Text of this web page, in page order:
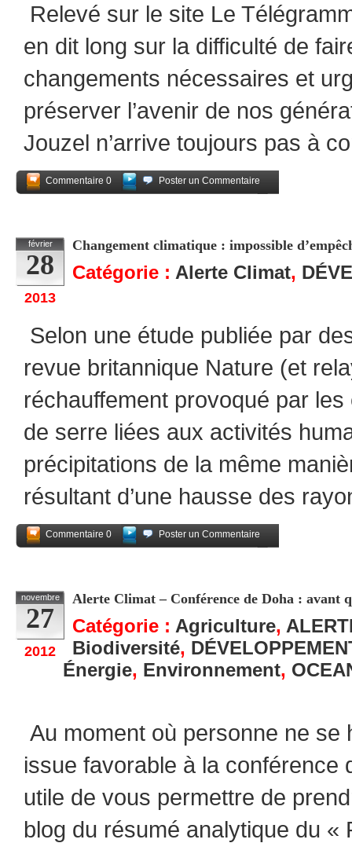
Relevé sur le site Le
en dit long sur la difficulté de
changements nécessaires et
préserver l’avenir de nos
Jouzel n’arrive toujours pas à
Commentaire 0
Poster un Commentaire
février
28
2013
Changement climatique : impossible
Catégorie : Alerte Climat,
Selon une étude publiée par
revue britannique Nature (et
réchauffement provoqué par
de serre liées aux activités
précipitations de la même
résultant d’une hausse des
Commentaire 0
Poster un Commentaire
novembre
27
2012
Alerte Climat – Conférence de Doha : avant
Catégorie : Agriculture,
Biodiversité,
Énergie, Environnement,
Au moment où personne ne se
issue favorable à la conférence
utile de vous permettre de
blog du résumé analytique du «